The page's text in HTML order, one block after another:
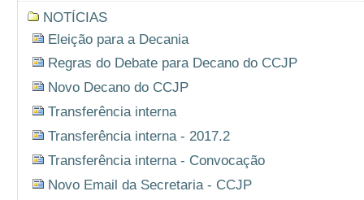
NOTÍCIAS
Eleição para a Decania
Regras do Debate para Decano do CCJP
Novo Decano do CCJP
Transferência interna
Transferência interna - 2017.2
Transferência interna - Convocação
Novo Email da Secretaria - CCJP